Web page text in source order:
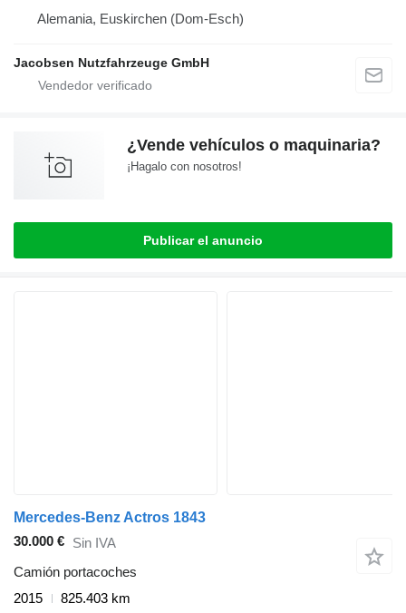
Alemania, Euskirchen (Dom-Esch)
Jacobsen Nutzfahrzeuge GmbH
¿Vende vehículos o maquinaria?
¡Hagalo con nosotros!
Publicar el anuncio
Mercedes-Benz Actros 1843
30.000 € Sin IVA
Camión portacoches
2015
825.403 km